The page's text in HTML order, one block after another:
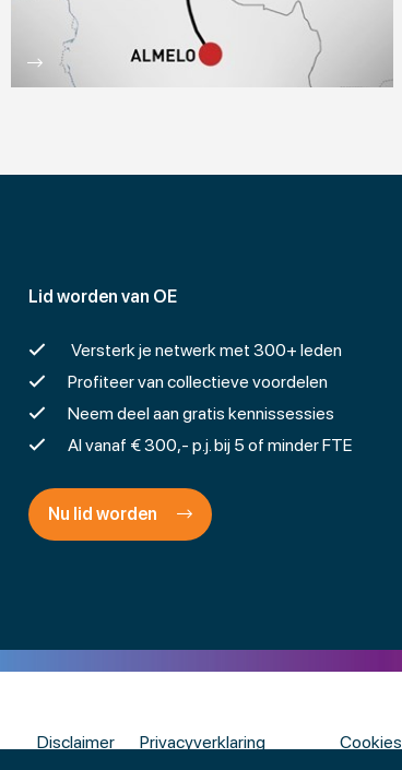
Lid worden van OE
Versterk je netwerk met 300+ leden
Profiteer van collectieve voordelen
Neem deel aan gratis kennissessies
Al vanaf € 300,- p.j. bij 5 of minder FTE
Nu lid worden
Disclaimer Privacyverklaring Cookies